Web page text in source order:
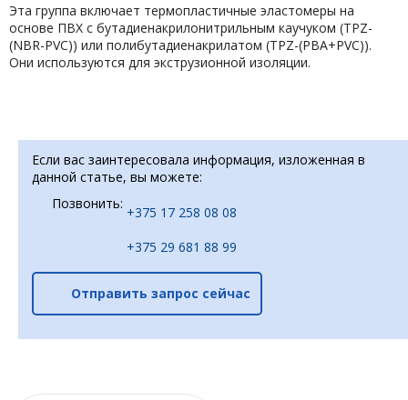
Эта группа включает термопластичные эластомеры на
основе ПВХ с бутадиенакрилонитрильным каучуком (TPZ-
(NBR-PVC)) или полибутадиенакрилатом (TPZ-(PBA+PVC)).
Они используются для экструзионной изоляции.
Если вас заинтересовала информация, изложенная в
данной статье, вы можете:
Позвонить:
+375 17 258 08 08
+375 29 681 88 99
Отправить запрос сейчас